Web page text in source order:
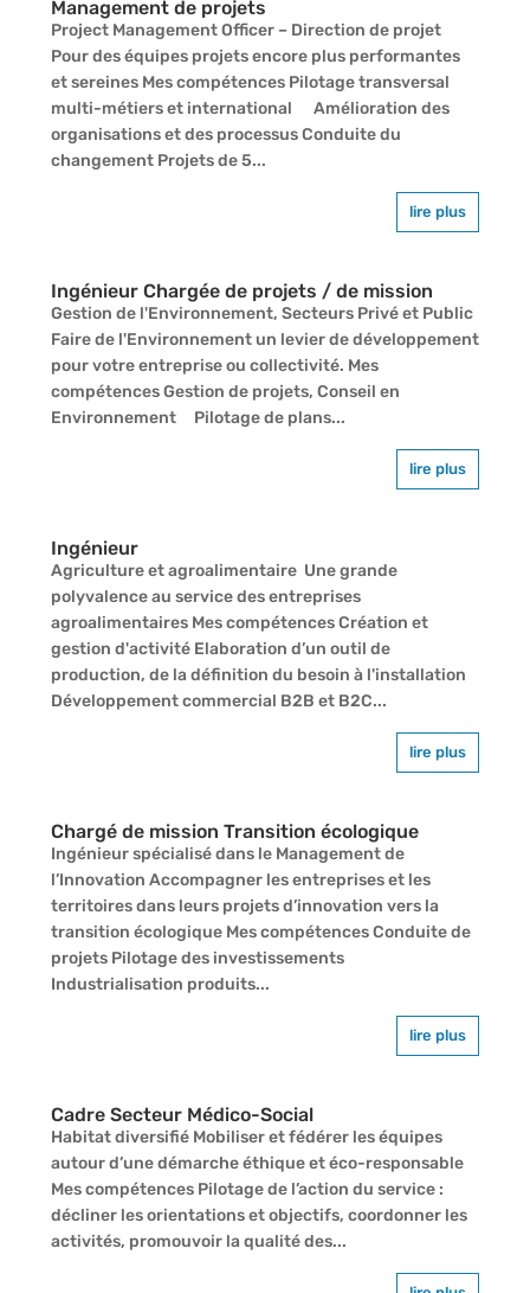
Management de projets
Project Management Officer – Direction de projet
Pour des équipes projets encore plus performantes
et sereines Mes compétences Pilotage transversal
multi-métiers et international Amélioration des
organisations et des processus Conduite du
changement Projets de 5...
lire plus
Ingénieur Chargée de projets / de mission
Gestion de l'Environnement, Secteurs Privé et Public
Faire de l'Environnement un levier de développement
pour votre entreprise ou collectivité. Mes
compétences Gestion de projets, Conseil en
Environnement Pilotage de plans...
lire plus
Ingénieur
Agriculture et agroalimentaire Une grande
polyvalence au service des entreprises
agroalimentaires Mes compétences Création et
gestion d'activité Elaboration d’un outil de
production, de la définition du besoin à l'installation
Développement commercial B2B et B2C...
lire plus
Chargé de mission Transition écologique
Ingénieur spécialisé dans le Management de
l’Innovation Accompagner les entreprises et les
territoires dans leurs projets d’innovation vers la
transition écologique Mes compétences Conduite de
projets Pilotage des investissements
Industrialisation produits...
lire plus
Cadre Secteur Médico-Social
Habitat diversifié Mobiliser et fédérer les équipes
autour d’une démarche éthique et éco-responsable
Mes compétences Pilotage de l’action du service :
décliner les orientations et objectifs, coordonner les
activités, promouvoir la qualité des...